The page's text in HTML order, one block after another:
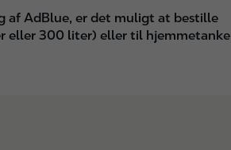
af AdBlue, er det muligt at bestille
eller 300 liter) eller til